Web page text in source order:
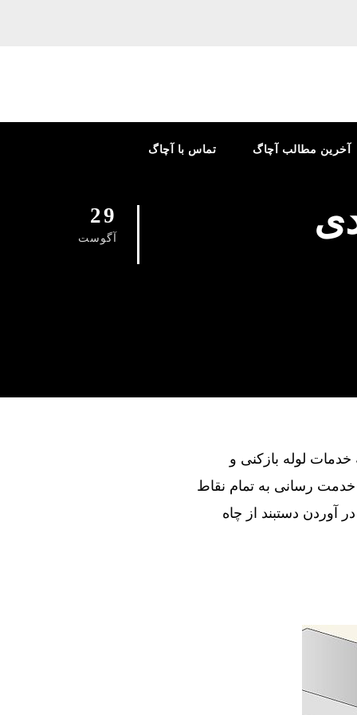
تماس با آچاگ آخرین مطالب آچاگ
29
آگوست
در ارائه خدمات لوله بازکنی و
رسانی به تمام نقاط
آوردن دستبند از چاه